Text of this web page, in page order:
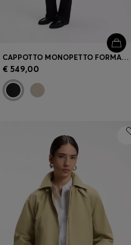
CAPPOTTO MONOPETTO FORMALE IN LANA
€ 549,00